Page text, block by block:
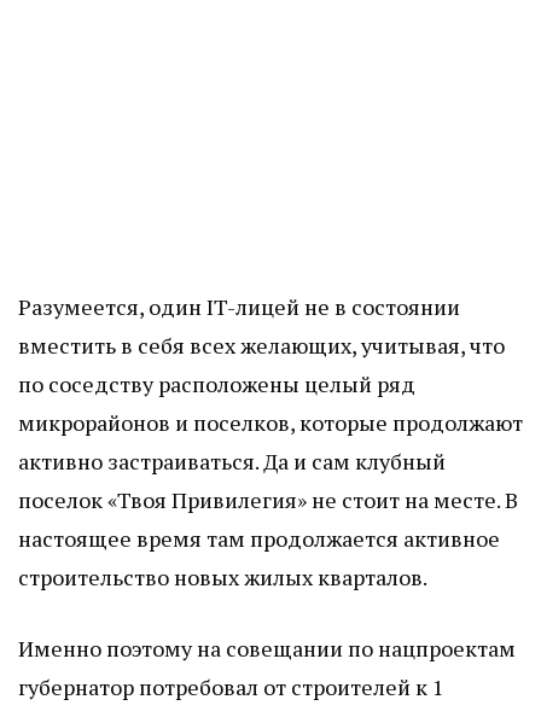
Разумеется, один IT-лицей не в состоянии
вместить в себя всех желающих, учитывая, что
по соседству расположены целый ряд
микрорайонов и поселков, которые продолжают
активно застраиваться. Да и сам клубный
поселок «Твоя Привилегия» не стоит на месте. В
настоящее время там продолжается активное
строительство новых жилых кварталов.
Именно поэтому на совещании по нацпроектам
губернатор потребовал от строителей к 1